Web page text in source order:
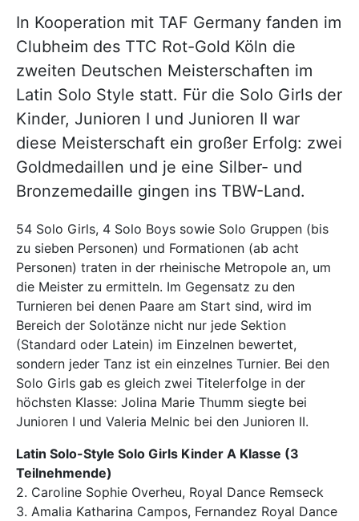
In Kooperation mit TAF Germany fanden im
Clubheim des TTC Rot-Gold Köln die
zweiten Deutschen Meisterschaften im
Latin Solo Style statt. Für die Solo Girls der
Kinder, Junioren I und Junioren II war
diese Meisterschaft ein großer Erfolg: zwei
Goldmedaillen und je eine Silber- und
Bronzemedaille gingen ins TBW-Land.
54 Solo Girls, 4 Solo Boys sowie Solo Gruppen (bis
zu sieben Personen) und Formationen (ab acht
Personen) traten in der rheinische Metropole an, um
die Meister zu ermitteln. Im Gegensatz zu den
Turnieren bei denen Paare am Start sind, wird im
Bereich der Solotänze nicht nur jede Sektion
(Standard oder Latein) im Einzelnen bewertet,
sondern jeder Tanz ist ein einzelnes Turnier. Bei den
Solo Girls gab es gleich zwei Titelerfolge in der
höchsten Klasse: Jolina Marie Thumm siegte bei
Junioren I und Valeria Melnic bei den Junioren II.
Latin Solo-Style Solo Girls Kinder A Klasse (3
Teilnehmende)
2. Caroline Sophie Overheu, Royal Dance Remseck
3. Amalia Katharina Campos, Fernandez Royal Dance